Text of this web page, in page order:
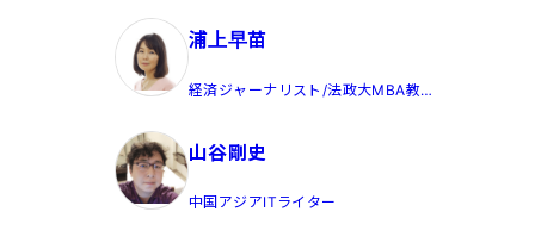
浦上早苗
経済ジャーナリスト/法政大MBA教
山谷剛史
中国アジアITライター